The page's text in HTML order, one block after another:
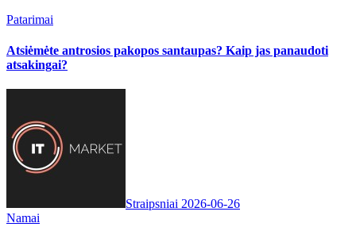
Patarimai
Atsiėmėte antrosios pakopos santaupas? Kaip jas panaudoti
atsakingai?
Straipsniai 2026-06-26
Namai